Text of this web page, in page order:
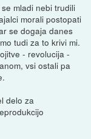
mladi nebi trudili
morali postopati
se dogaja danes
tudi za to krivi mi.
- revolucija -
vsi ostali pa
delo za